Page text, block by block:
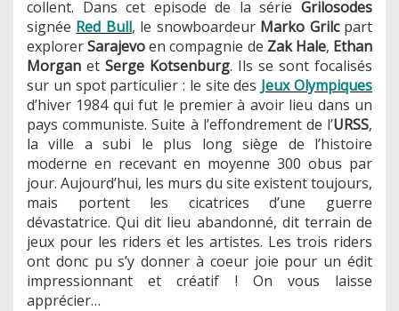
collent. Dans cet episode de la série Grilosodes
signée Red Bull, le snowboardeur Marko Grilcpart
explorerSarajevoen compagnie de Zak Hale, Ethan
Morgan et Serge Kotsenburg. Ils se sont focalisés
sur un spot particulier : le site des Jeux Olympiques
d’hiver 1984 qui fut le premier à avoir lieu dans un
pays communiste. Suite à l’effondrement de l’URSS,
la ville a subi le plus long siège de l’histoire
moderne en recevant en moyenne 300 obus par
jour. Aujourd’hui, les murs du site existent toujours,
mais portent les cicatrices d’une guerre
dévastatrice. Qui dit lieu abandonné, dit terrain de
jeux pour les riders et les artistes. Les trois riders
ont donc pu s’y donner à coeur joie pour un édit
impressionnant et créatif ! On vous laisse
apprécier…